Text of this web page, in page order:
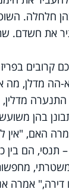
חלחלה.
את חשדם.
קרובים
הה מדלן, מה
התנערה
בהן
האם, "אין
תנסי, הם בין
דירה," אמרה